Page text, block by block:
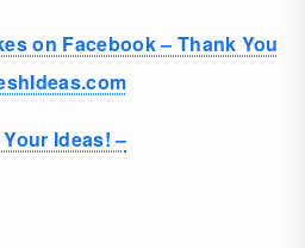
on Facebook – Thank You
Ideas! –